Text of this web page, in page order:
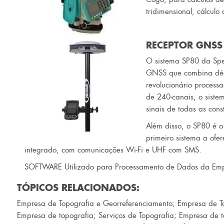
tridimensional,
RECEPTOR
O sistema SP80 da
GNSS que combina
revolucionário
de 240-canais, o
sinais de todas as
Além disso, o SP80 é
primeiro sistema a
integrado, com comunicações Wi-Fi e UHF com SMS.
SOFTWARE Utilizado para Processamento de Dados da
TÓPICOS RELACIONADOS:
Empresa de Topografia e Georreferenciamento; Empresa de
Empresa de topografia; Serviços de Topografia; Empresa de